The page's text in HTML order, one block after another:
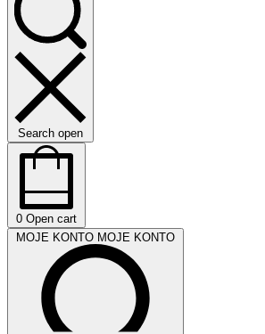
Search open
0 Open cart
MOJE KONTO MOJE KONTO